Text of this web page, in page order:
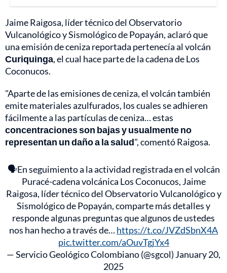
Jaime Raigosa, líder técnico del Observatorio
Vulcanológico y Sismológico de Popayán, aclaró que
una emisión de ceniza reportada pertenecía al volcán
Curiquinga, el cual hace parte de la cadena de Los
Coconucos.
"Aparte de las emisiones de ceniza, el volcán también
emite materiales azulfurados, los cuales se adhieren
fácilmente a las partículas de ceniza… estas
concentraciones son bajas y usualmente no
representan un daño a la salud", comentó Raigosa.
🗣️En seguimiento a la actividad registrada en el volcán
Puracé-cadena volcánica Los Coconucos, Jaime
Raigosa, líder técnico del Observatorio Vulcanológico y
Sismológico de Popayán, comparte más detalles y
responde algunas preguntas que algunos de ustedes
nos han hecho a través de…https://t.co/JVZdSbnX4A
pic.twitter.com/aOuvTgjYx4
— Servicio Geológico Colombiano (@sgcol) January 20,
2025